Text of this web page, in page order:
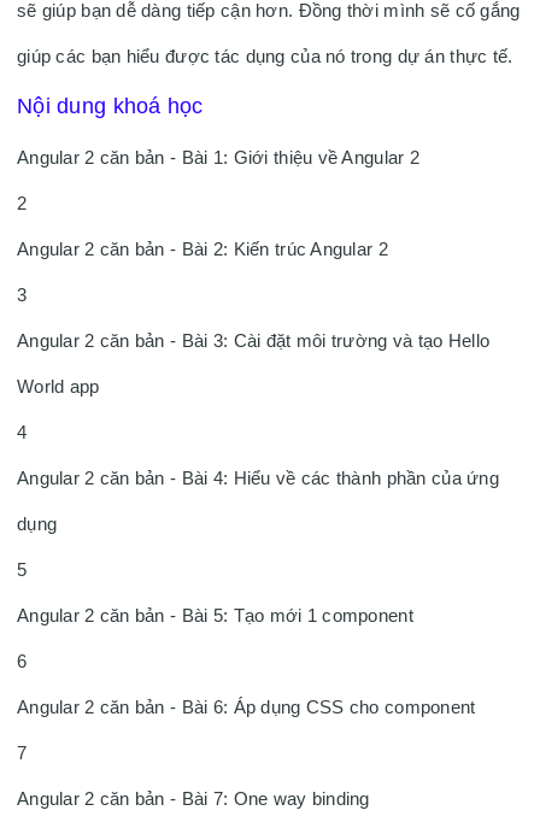
sẽ giúp bạn dễ dàng tiếp cận hơn. Đồng thời mình sẽ cố gắng
giúp các bạn hiểu được tác dụng của nó trong dự án thực tế.
Nội dung khoá học
Angular 2 căn bản - Bài 1: Giới thiệu về Angular 2
2
Angular 2 căn bản - Bài 2: Kiến trúc Angular 2
3
Angular 2 căn bản - Bài 3: Cài đặt môi trường và tạo Hello
World app
4
Angular 2 căn bản - Bài 4: Hiểu về các thành phần của ứng
dụng
5
Angular 2 căn bản - Bài 5: Tạo mới 1 component
6
Angular 2 căn bản - Bài 6: Áp dụng CSS cho component
7
Angular 2 căn bản - Bài 7: One way binding